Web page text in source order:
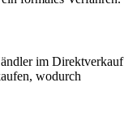
im Direktverkauf
wodurch